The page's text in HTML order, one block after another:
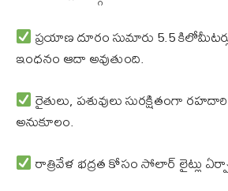
ప్రయాణ దూరం సుమారు 5.5
ఇంధనం ఆదా అవుతుంది.
రైతులు, పశువులు సురక్షితంగా
అనుకూలం.
రాత్రివేళ భద్రత కోసం సోలార్ లైట్లు